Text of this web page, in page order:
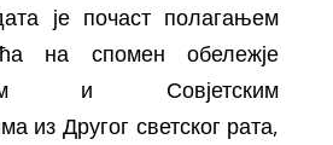
је почаст полагањем
на спомен обележје
и Совјетским
из Другог светског рата,